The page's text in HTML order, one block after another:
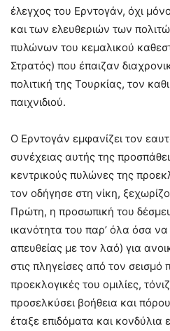
έλεγχος του Ερντογάν, όχι
και των ελευθεριών των
πυλώνων του κεμαλικού
Στρατός) που έπαιζαν
πολιτική της Τουρκίας, τον
παιχνιδιού.
Ο Ερντογάν εμφανίζει τον
συνέχειας αυτής της
κεντρικούς πυλώνες της
τον οδήγησε στη νίκη,
Πρώτη, η προσωπική του
ικανότητα του παρ’ όλα όσα να
απευθείας με τον λαό) για
στις πληγείσες από τον σεισμό
προεκλογικές του ομιλίες,
προσελκύσει βοήθεια και
έταξε επιδόματα και κονδύλια